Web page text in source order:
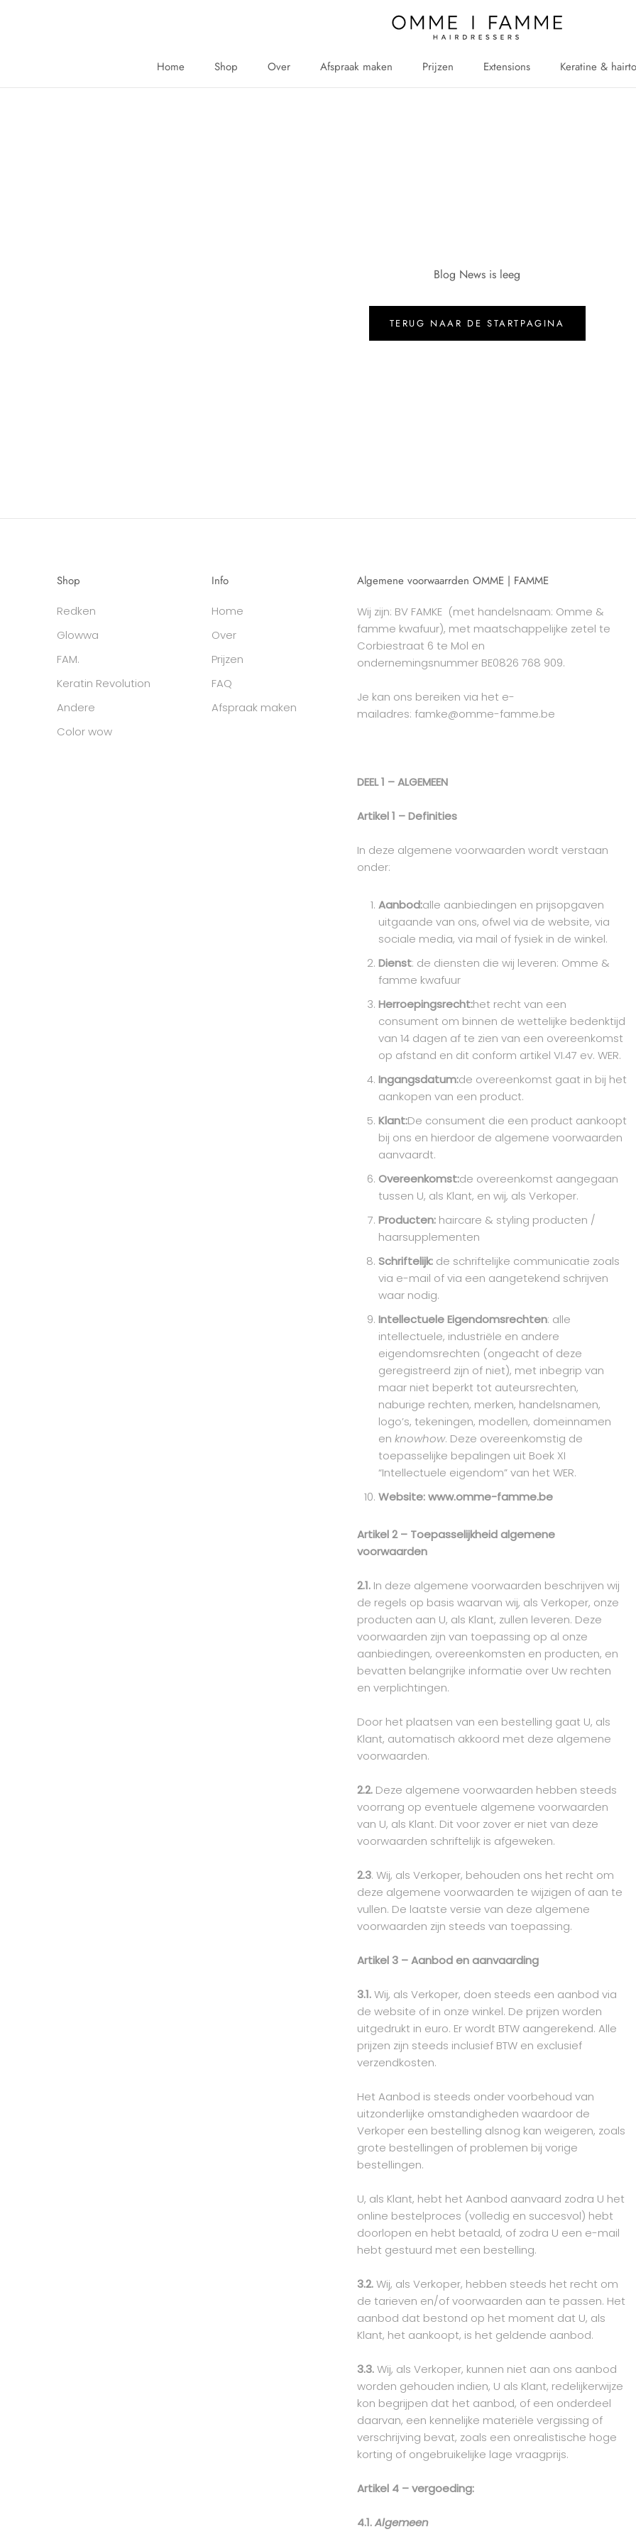
Home
Shop
Over
Afspraak maken
Prijzen
Extensions
Keratine &
Blog News is leeg
TERUG NAAR DE STARTPAGINA
Shop
Redken
Glowwa
FAM.
Keratin Revolution
Andere
Color wow
Info
Home
Over
Prijzen
FAQ
Afspraak maken
Algemene voorwaarrden OMME | FAMME
Wij zijn: BV FAMKE (met handelsnaam: Omme &
famme kwafuur), met maatschappelijke zetel te
Corbiestraat 6 te Mol en
ondernemingsnummer BE0826 768 909.
Je kan ons bereiken via het e-
mailadres: famke@omme-famme.be
DEEL 1 – ALGEMEEN
Artikel 1 – Definities
In deze algemene voorwaarden wordt verstaan
onder:
Aanbod:alle aanbiedingen en prijsopgaven
uitgaande van ons, ofwel via de website, via
sociale media, via mail of fysiek in de winkel.
Dienst: de diensten die wij leveren: Omme &
famme kwafuur
Herroepingsrecht:het recht van een
consument om binnen de wettelijke bedenktijd
van 14 dagen af te zien van een overeenkomst
op afstand en dit conform artikel VI.47 ev. WER.
Ingangsdatum:de overeenkomst gaat in bij het
aankopen van een product.
Klant:De consument die een product aankoopt
bij ons en hierdoor de algemene voorwaarden
aanvaardt.
Overeenkomst:de overeenkomst aangegaan
tussen U, als Klant, en wij, als Verkoper.
Producten: haircare & styling producten /
haarsupplementen
Schriftelijk: de schriftelijke communicatie zoals
via e-mail of via een aangetekend schrijven
waar nodig.
Intellectuele Eigendomsrechten: alle
intellectuele, industriële en andere
eigendomsrechten (ongeacht of deze
geregistreerd zijn of niet), met inbegrip van
maar niet beperkt tot auteursrechten,
naburige rechten, merken, handelsnamen,
logo’s, tekeningen, modellen, domeinnamen
enknowhow. Deze overeenkomstig de
toepasselijke bepalingen uit Boek XI
“Intellectuele eigendom” van het WER.
Website: www.omme-famme.be
Artikel 2 – Toepasselijkheid algemene
voorwaarden
2.1. In deze algemene voorwaarden beschrijven wij
de regels op basis waarvan wij, als Verkoper, onze
producten aan U, als Klant, zullen leveren. Deze
voorwaarden zijn van toepassing op al onze
aanbiedingen, overeenkomsten en producten, en
bevatten belangrijke informatie over Uw rechten
en verplichtingen.
Door het plaatsen van een bestelling gaat U, als
Klant, automatisch akkoord met deze algemene
voorwaarden.
2.2. Deze algemene voorwaarden hebben steeds
voorrang op eventuele algemene voorwaarden
van U, als Klant. Dit voor zover er niet van deze
voorwaarden schriftelijk is afgeweken.
2.3. Wij, als Verkoper, behouden ons het recht om
deze algemene voorwaarden te wijzigen of aan te
vullen. De laatste versie van deze algemene
voorwaarden zijn steeds van toepassing.
Artikel 3 – Aanbod en aanvaarding
3.1.Wij, als Verkoper, doen steeds een aanbod via
de website of in onze winkel. De prijzen worden
uitgedrukt in euro. Er wordt BTW aangerekend. Alle
prijzen zijn steeds inclusief BTW en exclusief
verzendkosten.
Het Aanbod is steeds onder voorbehoud van
uitzonderlijke omstandigheden waardoor de
Verkoper een bestelling alsnog kan weigeren, zoals
grote bestellingen of problemen bij vorige
bestellingen.
U, als Klant, hebt het Aanbod aanvaard zodra U het
online bestelproces (volledig en succesvol) hebt
doorlopen en hebt betaald, of zodra U een e-mail
hebt gestuurd met een bestelling.
3.2.Wij, als Verkoper, hebben steeds het recht om
de tarieven en/of voorwaarden aan te passen. Het
aanbod dat bestond op het moment dat U, als
Klant, het aankoopt, is het geldende aanbod.
3.3.Wij, als Verkoper, kunnen niet aan ons aanbod
worden gehouden indien, U als Klant, redelijkerwijze
kon begrijpen dat het aanbod, of een onderdeel
daarvan, een kennelijke materiële vergissing of
verschrijving bevat, zoals een onrealistische hoge
korting of ongebruikelijke lage vraagprijs.
Artikel 4 – vergoeding:
4.1.Algemeen